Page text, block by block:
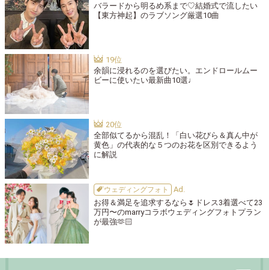
バラードから明るめ系まで♡結婚式で流したい
【東方神起】のラブソング厳選10曲
余韻に浸れるのを選びたい。エンドロールムー
ビーに使いたい最新曲10選♩
全部似てるから混乱！「白い花びら＆真ん中が
黄色」の代表的な５つのお花を区別できるよう
に解説
ウェディングフォト
お得＆満足を追求するなら🌷ドレス3着選べて23
万円〜のmarryコラボウェディングフォトプラン
が最強🫶🏻